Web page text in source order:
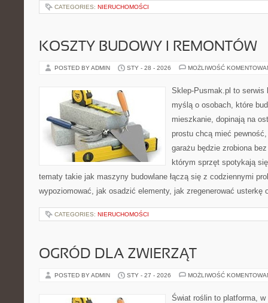
CATEGORIES: NIERUCHOMOŚCI
KOSZTY BUDOWY I REMONTÓW
POSTED BY ADMIN STY - 28 - 2026 MOŻLIWOŚĆ
Sklep-Pusmak.pl to serwis
myślą o osobach, które
mieszkanie, dopinają na
prostu chcą mieć
garażu będzie zrobiona
którym sprzęt spotykają
tematy takie jak maszyny budowlane łączą się z codziennymi
wypoziomować, jak osadzić elementy, jak zregenerować usterkę
CATEGORIES: NIERUCHOMOŚCI
OGRÓD DLA ZWIERZĄT
POSTED BY ADMIN STY - 27 - 2026 MOŻLIWOŚĆ
Świat roślin to platforma,